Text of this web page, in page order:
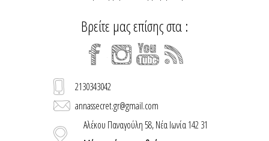
Βρείτε μας επίσης στα :
2130343042
annassecret.gr@gmail.com
Αλέκου Παναγούλη 58, Νέα Ιωνία 142 31